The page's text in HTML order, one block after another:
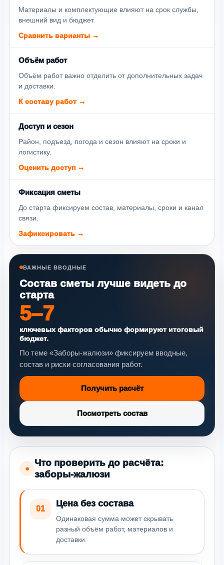
Материалы и комплектующие влияют на срок службы,
внешний вид и бюджет.
Сравнить варианты →
Объём работ
Объём работ важно отделить от дополнительных задач
и доставки.
К составу работ →
Доступ и сезон
Район, подъезд, погода и сезон влияют на сроки и
логистику.
Оценить доступ →
Фиксация сметы
До старта фиксируем состав, материалы, сроки и канал
связи.
Зафиксировать →
ВАЖНЫЕ ВВОДНЫЕ
Состав сметы лучше видеть до
старта
5–7
ключевых факторов обычно формируют итоговый
бюджет.
По теме «Заборы-жалюзи» фиксируем вводные,
состав и риски согласования работ.
Получить расчёт
Посмотреть состав
●
Что проверить до расчёта:
заборы-жалюзи
01
Цена без состава
Одинаковая сумма может скрывать
разный объём работ, материалов и
доставки.